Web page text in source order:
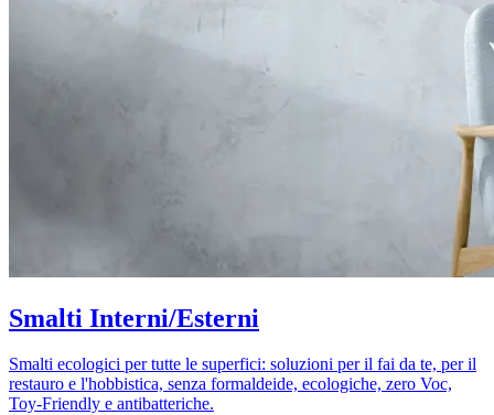
Smalti Interni/Esterni
Smalti ecologici per tutte le superfici: soluzioni per il fai da te, per il
restauro e l'hobbistica, senza formaldeide, ecologiche, zero Voc,
Toy-Friendly e antibatteriche.